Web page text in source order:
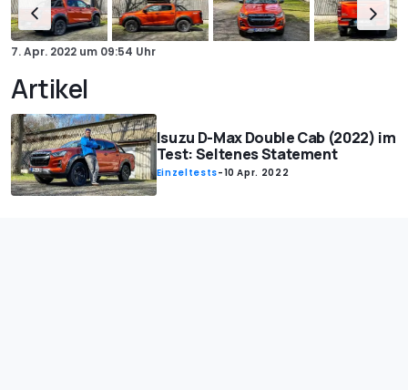
7. Apr. 2022 um 09:54 Uhr
Artikel
Isuzu D-Max Double Cab (2022) im
Test: Seltenes Statement
Einzeltests-10 Apr. 2022